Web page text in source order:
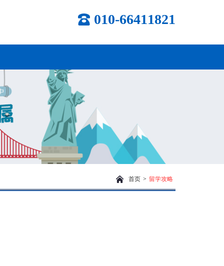
010-66411821
首页 > 留学攻略